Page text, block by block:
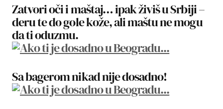
Zatvori oči i maštaj… ipak živiš u Srbiji –
deru te do gole kože, ali maštu ne mogu
da ti oduzmu.
Sa bagerom nikad nije dosadno!